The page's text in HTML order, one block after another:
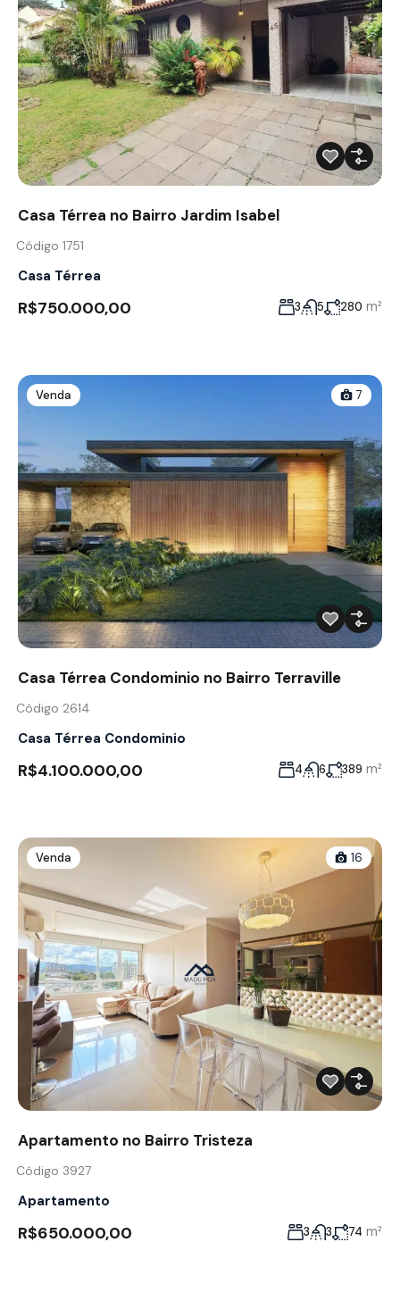
Casa Térrea no Bairro Jardim Isabel
Código 1751
Casa Térrea
R$750.000,00 3 5 280 m²
Venda 7
Casa Térrea Condominio no Bairro Terraville
Código 2614
Casa Térrea Condominio
R$4.100.000,00 4 6 389 m²
Venda 16
Apartamento no Bairro Tristeza
Código 3927
Apartamento
R$650.000,00 3 3 74 m²